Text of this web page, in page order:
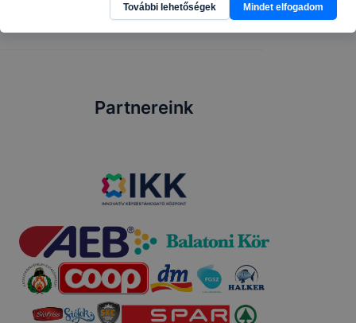
Partnereink
További lehetőségek Mindet elfogadom